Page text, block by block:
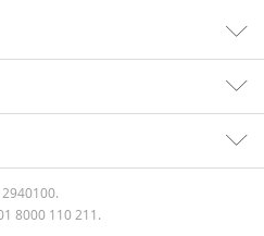
8000 110 211.